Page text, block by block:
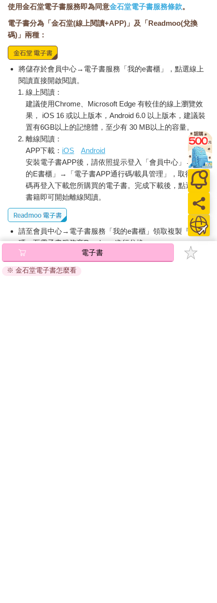
使用金石堂電子書服務即為同意金石堂電子書服務條款。
電子書分為「金石堂(線上閱讀+APP)」及「Readmoo(兌換
碼)」兩種：
將儲存於會員中心→電子書服務「我的e書櫃」，點選線上
閱讀直接開啟閱讀。
線上閱讀：
建議使用Chrome、Microsoft Edge 有較佳的線上瀏覽效
果， iOS 16 或以上版本，Android 6.0 以上版本，建議裝
置有6GB以上的記憶體，至少有 30 MB以上的容量。
離線閱讀：
APP下載： iOS
Android
安裝電子書APP後，請依照提示登入「會員中心」→「我
的E書櫃」→「電子書APP通行碼/載具管理」，取得通行
碼再登入下載您所購買的電子書。完成下載後，點選任一
書籍即可開始離線閱讀。
請至會員中心→電子書服務「我的e書櫃」領取複製『兌換
碼』至電子書服務商Readmoo進行兌換。
退換貨須知：
因版權保護，您在金石堂所購買的電子書僅能以金石堂專屬
電子書
※ 金石堂電子書怎麼看